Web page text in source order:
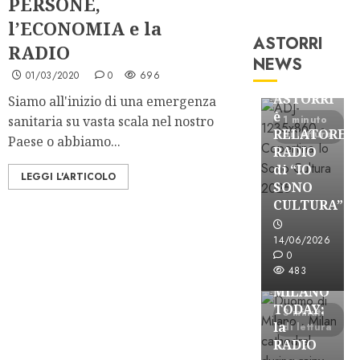
l’ECONOMIA e la
RADIO
01/03/2020 0 696
Siamo all'inizio di una emergenza
sanitaria su vasta scala nel nostro
Paese o abbiamo...
LEGGI L'ARTICOLO
ASTORRI
NEWS
1 minuto
di lettura
Astorri News
ASTORRI
è
RELATORE
RADIO
di “IO
SONO
CULTURA”
14/06/2026
0
483
3 minuti
di lettura
FREE
ASTORRI
a
MILANO
TODAY:
la
RADIO